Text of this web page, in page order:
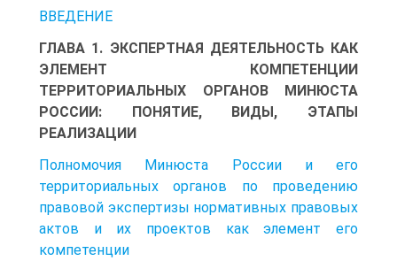
ВВЕДЕНИЕ
ГЛАВА 1. ЭКСПЕРТНАЯ ДЕЯТЕЛЬНОСТЬ КАК
ЭЛЕМЕНТ КОМПЕТЕНЦИИ
ТЕРРИТОРИАЛЬНЫХ ОРГАНОВ МИНЮСТА
РОССИИ: ПОНЯТИЕ, ВИДЫ, ЭТАПЫ
РЕАЛИЗАЦИИ
Полномочия Минюста России и его
территориальных органов по проведению
правовой экспертизы нормативных правовых
актов и их проектов как элемент его
компетенции